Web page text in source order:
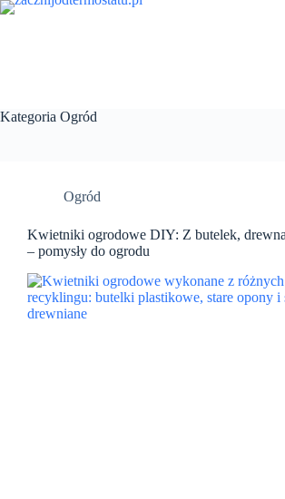
Przejdź
Kategoria Ogród
Ogród
Kwietniki ogrodowe DIY: Z butelek,
– pomysły do ogrodu